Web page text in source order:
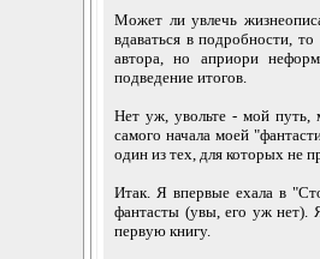
Может ли увлечь
вдаваться в подробности,
автора, но априори
подведение итогов.
Нет уж, увольте - мой путь,
самого начала моей
один из тех, для которых не
Итак. Я впервые ехала в
фантасты (увы, его уж нет).
первую книгу.